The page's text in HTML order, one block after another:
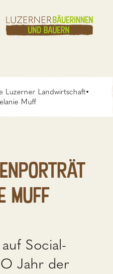
Luzerner Landwirtschaft•
Muff
Muff
Social-
Jahr der